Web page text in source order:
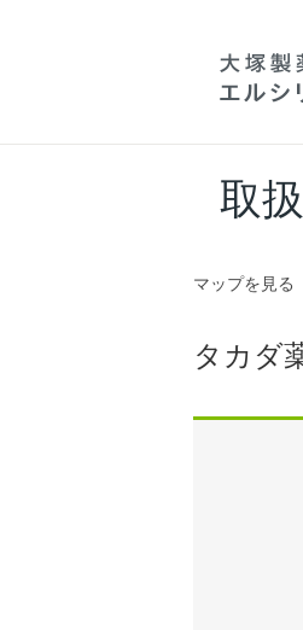
取
マップを見る
タカダ